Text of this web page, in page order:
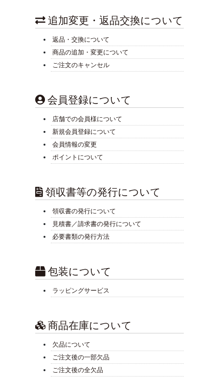
追加変更・返品交換について
返品・交換について
商品の追加・変更について
ご注文のキャンセル
会員登録について
店舗での会員様について
新規会員登録について
会員情報の変更
ポイントについて
領収書等の発行について
領収書の発行について
見積書／請求書の発行について
必要書類の発行方法
包装について
ラッピングサービス
商品在庫について
欠品について
ご注文後の一部欠品
ご注文後の全欠品